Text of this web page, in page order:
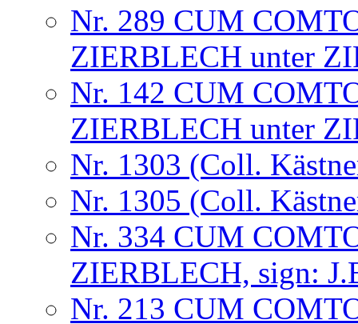
Nr. 289 CUM
ZIERBLECH unter
Nr. 142 CUM
ZIERBLECH unter
Nr. 1303 (Coll.
Nr. 1305 (Coll.
Nr. 334 CUM
ZIERBLECH, sign:
Nr. 213 CUM